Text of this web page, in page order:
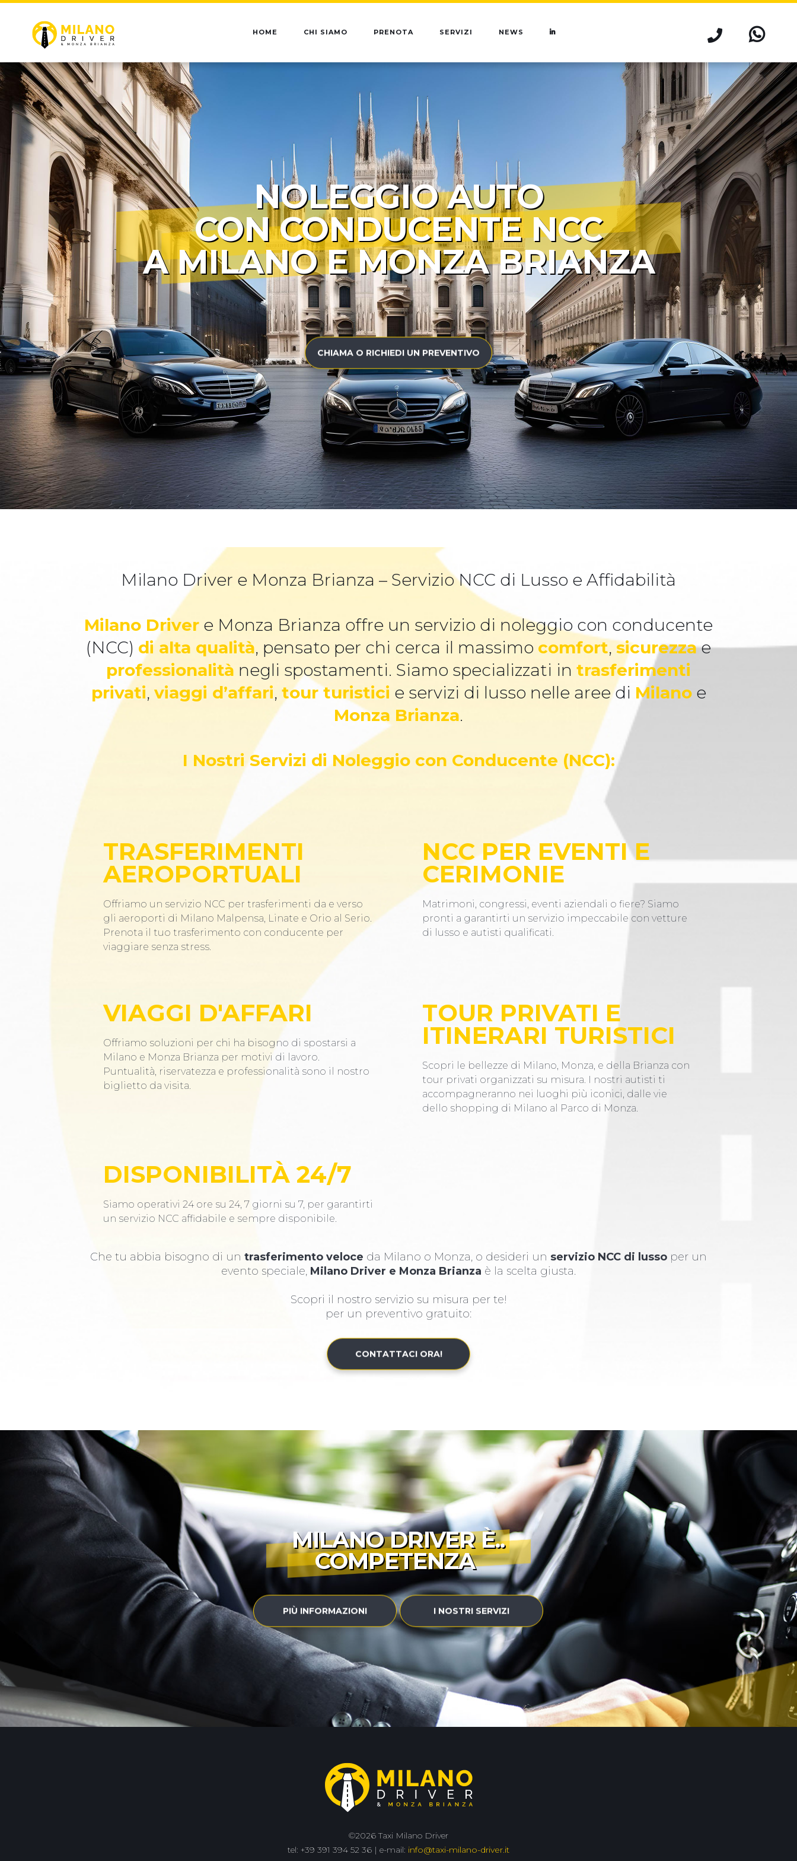
HOME CHI SIAMO PRENOTA SERVIZI NEWS
NOLEGGIO AUTO
CON CONDUCENTE NCC
A MILANO E MONZA BRIANZA
CHIAMA O RICHIEDI UN PREVENTIVO
Milano Driver e Monza Brianza – Servizio NCC di Lusso e Affidabilità
Milano Driver e Monza Brianza offre un servizio di noleggio con conducente
(NCC) di alta qualità, pensato per chi cerca il massimo comfort, sicurezzae
professionalità negli spostamenti. Siamo specializzati in trasferimenti
privati, viaggi d’affari, tour turistici e servizi di lusso nelle aree di Milanoe
Monza Brianza.
I Nostri Servizi di Noleggio con Conducente (NCC):
TRASFERIMENTI
AEROPORTUALI
Offriamo un servizio NCC per trasferimenti da e verso
gli aeroporti di Milano Malpensa, Linate e Orio al Serio.
Prenota il tuo trasferimento con conducente per
viaggiare senza stress.
NCC PER EVENTI E
CERIMONIE
Matrimoni, congressi, eventi aziendali o fiere? Siamo
pronti a garantirti un servizio impeccabile con vetture
di lusso e autisti qualificati.
VIAGGI D'AFFARI
Offriamo soluzioni per chi ha bisogno di spostarsi a
Milano e Monza Brianza per motivi di lavoro.
Puntualità, riservatezza e professionalità sono il nostro
biglietto da visita.
TOUR PRIVATI E
ITINERARI TURISTICI
Scopri le bellezze di Milano, Monza, e della Brianza con
tour privati organizzati su misura. I nostri autisti ti
accompagneranno nei luoghi più iconici, dalle vie
dello shopping di Milano al Parco di Monza.
DISPONIBILITÀ 24/7
Siamo operativi 24 ore su 24, 7 giorni su 7, per garantirti
un servizio NCC affidabile e sempre disponibile.
Che tu abbia bisogno di un trasferimento veloce da Milano o Monza, o desideri un servizio NCC di lusso per un
evento speciale, Milano Driver e Monza Brianza è la scelta giusta.
Scopri il nostro servizio su misura per te!
per un preventivo gratuito:
CONTATTACI ORA!
MILANO DRIVER È..
COMPETENZA|
PIÙ INFORMAZIONI I NOSTRI SERVIZI
©2026 Taxi Milano Driver
tel: +39 391 394 52 36 | e-mail: info@taxi-milano-driver.it